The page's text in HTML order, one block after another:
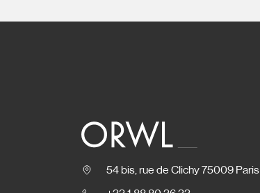
54 bis, rue de Clichy 75009 Paris